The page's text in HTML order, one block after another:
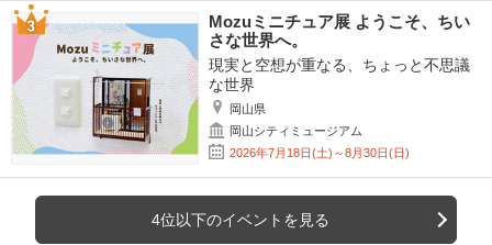
Mozuミニチュア展 ようこそ、ちい
さな世界へ。
現実と空想が重なる、ちょっと不思議
な世界
岡山県
岡山シティミュージアム
2026年7月18日(土)～8月30日(日)
4位以下のイベントを見る